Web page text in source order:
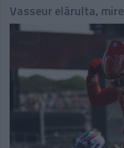
Vasseur elárulta,